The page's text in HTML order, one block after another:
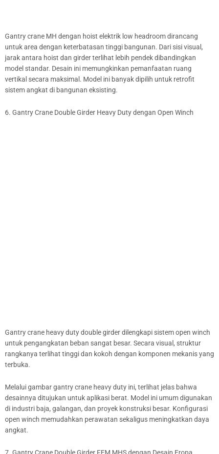
Gantry crane MH dengan hoist elektrik low headroom dirancang
untuk area dengan keterbatasan tinggi bangunan. Dari sisi visual,
jarak antara hoist dan girder terlihat lebih pendek dibandingkan
model standar. Desain ini memungkinkan pemanfaatan ruang
vertikal secara maksimal. Model ini banyak dipilih untuk retrofit
sistem angkat di bangunan eksisting.
6. Gantry Crane Double Girder Heavy Duty dengan Open Winch
Gantry crane heavy duty double girder dilengkapi sistem open winch
untuk pengangkatan beban sangat besar. Secara visual, struktur
rangkanya terlihat tinggi dan kokoh dengan komponen mekanis yang
terbuka.
Melalui gambar gantry crane heavy duty ini, terlihat jelas bahwa
desainnya ditujukan untuk aplikasi berat. Model ini umum digunakan
di industri baja, galangan, dan proyek konstruksi besar. Konfigurasi
open winch memudahkan perawatan sekaligus meningkatkan daya
angkat.
7. Gantry Crane Double Girder FEM MHS dengan Desain Eropa